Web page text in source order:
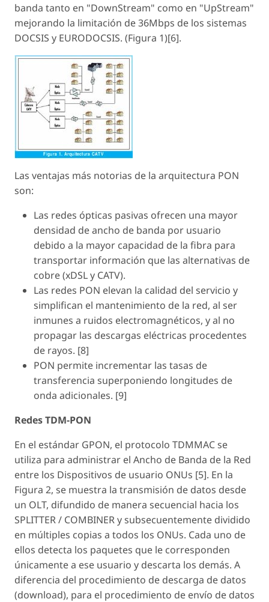
banda tanto en "DownStream" como en "UpStream"
mejorando la limitación de 36Mbps de los sistemas
DOCSIS y EURODOCSIS. (Figura 1)[6].
Las ventajas más notorias de la arquitectura PON
son:
Las redes ópticas pasivas ofrecen una mayor
densidad de ancho de banda por usuario
debido a la mayor capacidad de la fibra para
transportar información que las alternativas de
cobre (xDSL y CATV).
Las redes PON elevan la calidad del servicio y
simplifican el mantenimiento de la red, al ser
inmunes a ruidos electromagnéticos, y al no
propagar las descargas eléctricas procedentes
de rayos. [8]
PON permite incrementar las tasas de
transferencia superponiendo longitudes de
onda adicionales. [9]
Redes TDM-PON
En el estándar GPON, el protocolo TDMMAC se
utiliza para administrar el Ancho de Banda de la Red
entre los Dispositivos de usuario ONUs [5]. En la
Figura 2, se muestra la transmisión de datos desde
un OLT, difundido de manera secuencial hacia los
SPLITTER / COMBINER y subsecuentemente dividido
en múltiples copias a todos los ONUs. Cada uno de
ellos detecta los paquetes que le corresponden
únicamente a ese usuario y descarta los demás. A
diferencia del procedimiento de descarga de datos
(download), para el procedimiento de envío de datos